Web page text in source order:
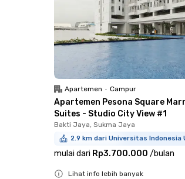
Apartemen • Campur
Apartemen Pesona Square
Suites - Studio City View #1
Bakti Jaya, Sukma Jaya
2.9 km dari Universitas Indonesia
mulai dari Rp3.700.000 /bulan
Lihat info lebih banyak